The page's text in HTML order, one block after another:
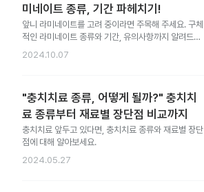
미네이트 종류, 기간 파헤치기!
앞니 라미네이트를 고려 중이라면 주목해 주세요. 구체
적인 라미네이트 종류와 기간, 유의사항까지 알려드릴
게요.
2024.10.07
"충치치료 종류, 어떻게 될까?" 충치치
료 종류부터 재료별 장단점 비교까지
충치치료 앞두고 있다면, 충치치료 종류와 재료별 장단
점에 대해 알아보세요.
2024.05.27